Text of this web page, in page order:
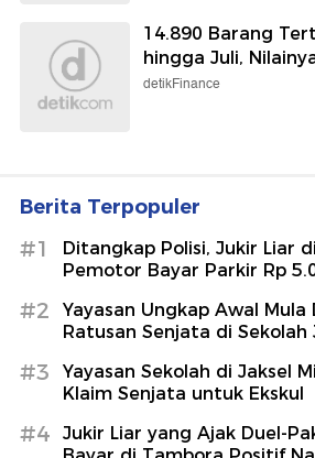
14.890 Barang
hingga Juli,
detikFinance
Berita Terpopuler
#1
Ditangkap Polisi, Jukir Liar
Pemotor Bayar Parkir Rp
#2
Yayasan Ungkap Awal Mula
Ratusan Senjata di Sekolah
#3
Yayasan Sekolah di Jaksel
Klaim Senjata untuk Ekskul
#4
Jukir Liar yang Ajak Duel-